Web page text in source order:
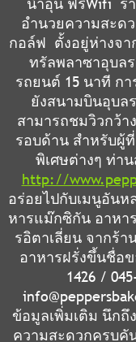
น้ำอุ่น ฟรีWifi ร้
อำนวยความสะด
กอล์ฟ ตั้งอยู่ห่างจา
ทรัลพลาซาอุบล
รถยนต์ 15 นาที ก
ยังสนามบินอุบล
สามารถชมวิวกว้า
รอบด้าน สำหรับผู้
พิเศษต่างๆ ท่า
http://
อร่อยไปกับเมนูอันห
หารแม๊กซิกัน อาหา
รอิตาเลี่ยน จากร้า
อาหารฝรั่งขึ้นชื่อข
1426 /
ข้อมูลเพิ่มเติม นึก
ความสะดวกครบคั